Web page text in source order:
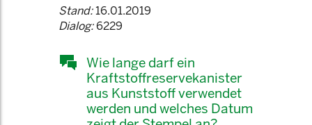
Stand:16.01.2019
Dialog:6229
Wie lange darf ein
Kraftstoffreservekanister
aus Kunststoff verwendet
werden und welches Datum